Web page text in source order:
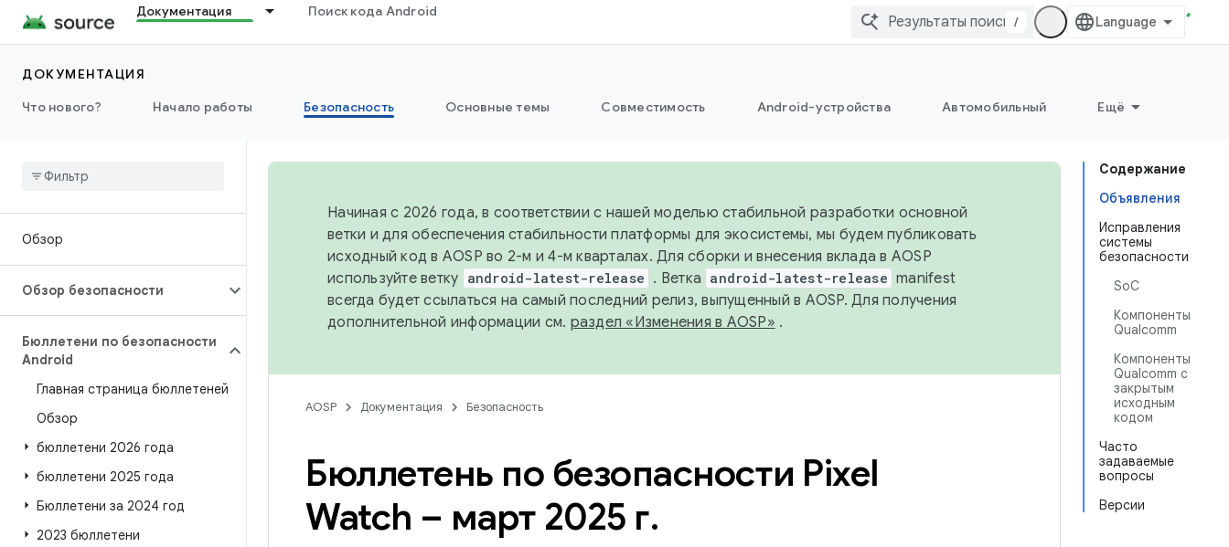
Документация Поиск кода Android
/
ДОКУМЕНТАЦИЯ
Что нового?
Начало работы Безопасность Основные темы Совместимость Android-устройства Автомобильный Ещё
Обзор
Обзор безопасности
Бюллетени по безопасности
Android
Главная страница бюллетеней
Обзор
бюллетени 2026 года
бюллетени 2025 года
Бюллетени за 2024 год
2023 бюллетени
Содержание
Объявления
Исправления
системы
безопасности
SoC
Компоненты
Qualcomm
Компоненты
Qualcomm с
закрытым
исходным
кодом
Часто
задаваемые
вопросы
Версии
Начиная с 2026 года, в соответствии с нашей моделью стабильной разработки основной
ветки и для обеспечения стабильности платформы для экосистемы, мы будем публиковать
исходный код в AOSP во 2-м и 4-м кварталах. Для сборки и внесения вклада в AOSP
используйте ветку android-latest-release . Ветка android-latest-release manifest
всегда будет ссылаться на самый последний релиз, выпущенный в AOSP. Для получения
дополнительной информации см. раздел «Изменения в AOSP» .
AOSP Документация Безопасность
Бюллетень по безопасности Pixel
Watch – март 2025 г.